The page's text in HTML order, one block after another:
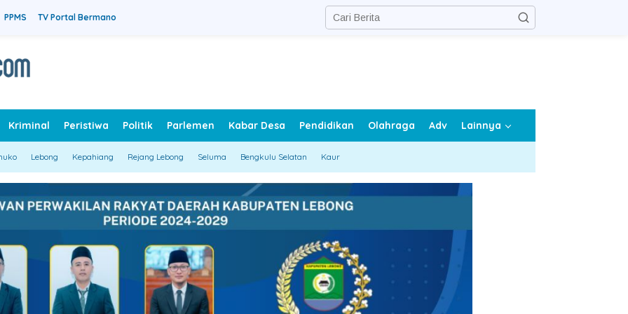
PPMS TV Portal Bermano
Kriminal Peristiwa Politik Parlemen Kabar Desa Pendidikan Olahraga Adv Lainnya
Lebong Kepahiang Rejang Lebong Seluma Bengkulu Selatan Kaur